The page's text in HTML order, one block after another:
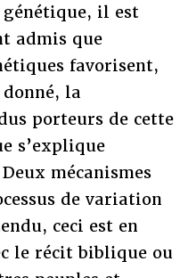
il est
admis que
favorisent,
la
porteurs de cette
s’explique
mécanismes
de variation
ceci est en
le récit biblique ou